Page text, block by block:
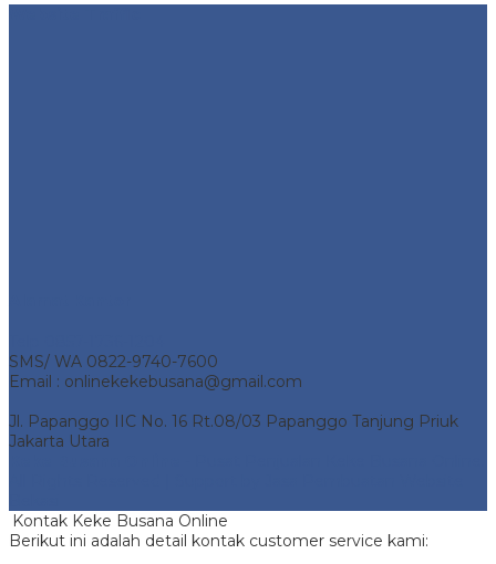
SMS/ WA 0822-9740-7600
Email : onlinekekebusana@gmail.com
Jl. Papanggo IIC No. 16 Rt.08/03 Papanggo Tanjung Priuk
Jakarta Utara
Kontak Keke Busana Online
Berikut ini adalah detail kontak customer service kami: